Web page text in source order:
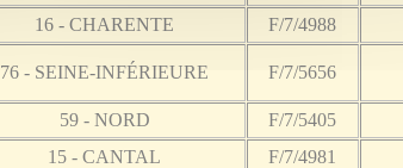
16 - CHARENTE F/7/4988
76 - SEINE-INFÉRIEURE F/7/5656
59 - NORD F/7/5405
15 - CANTAL F/7/4981